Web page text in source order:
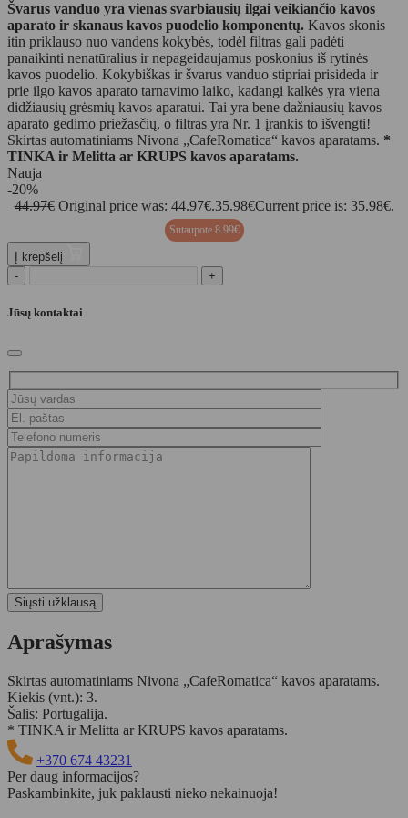
Švarus vanduo yra vienas svarbiausių ilgai veikiančio kavos
aparato ir skanaus kavos puodelio komponentų. Kavos skonis
itin priklauso nuo vandens kokybės, todėl filtras gali padėti
panaikinti nenatūralius ir nepageidaujamus poskonius iš rytinės
kavos puodelio. Kokybiškas ir švarus vanduo stipriai prisideda ir
prie ilgo kavos aparato tarnavimo laiko, kadangi kalkės yra viena
didžiausių grėsmių kavos aparatui. Tai yra bene dažniausių kavos
aparato gedimo priežasčių, o filtras yra Nr. 1 įrankis to išvengti!
Skirtas automatiniams Nivona „CafeRomatica“ kavos aparatams. *
TINKA ir Melitta ar KRUPS kavos aparatams.
Nauja
-20%
44.97€ Original price was: 44.97€.35.98€Current price is: 35.98€.
Sutaupote 8.99€
Į krepšelį
-
+
Jūsų kontaktai
Aprašymas
Skirtas automatiniams Nivona „CafeRomatica“ kavos aparatams.
Kiekis (vnt.): 3.
Šalis: Portugalija.
* TINKA ir Melitta ar KRUPS kavos aparatams.
+370 674 43231
Per daug informacijos?
Paskambinkite, juk paklausti nieko nekainuoja!